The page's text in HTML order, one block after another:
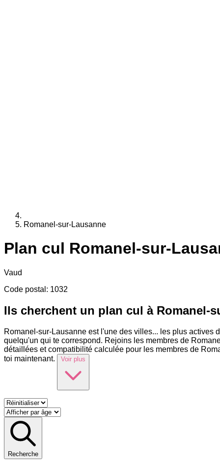
Romanel-sur-Lausanne
Plan cul Romanel-sur-
Vaud
Code postal : 1032
Ils cherchent un plan cul à Romanel-
Romanel-sur-Lausanne est l'une des villes... les plus actives
quelqu'un qui te correspond. Rejoins les membres de
détaillées et compatibilité calculée pour les membres de
toi maintenant.
Voir plus
Recherche